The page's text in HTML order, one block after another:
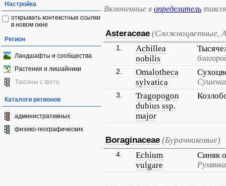
Настройка
открывать контекстные ссылки
в новом окне
Регион
Ландшафты и сообщества
Растения и лишайники
Таксоны с фото
Каталоги регионов
административных
физико-географических
Включенные в определитель
Asteraceae (Сложноцветные,
1.
Achillea
nobilis
2.
Omalotheca
sylvatica
3.
Tragopogon
dubius ssp.
major
Boraginaceae (Бурачниковые)
4.
Echium
vulgare
Синяк